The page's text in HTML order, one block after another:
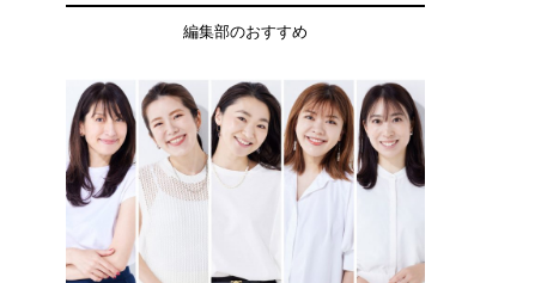
編集部のおすすめ